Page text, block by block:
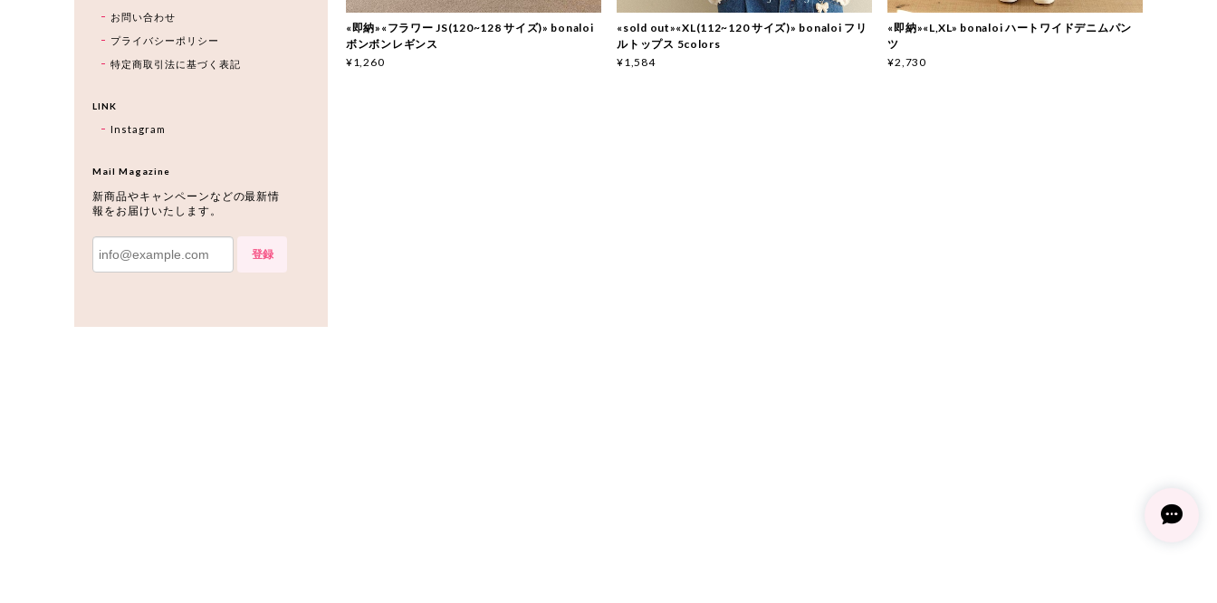
«即納»«フラワー JS(120~128 サイズ)» bonaloi
ボンボンレギンス
¥1,260
«sold out»«XL(112~120 サイズ)» bonaloi フリ
ルトップス 5colors
¥1,584
«即納»«L,XL» bonaloi ハートワイドデニムパン
ツ
¥2,730
お問い合わせ
プライバシーポリシー
特定商取引法に基づく表記
LINK
Instagram
Mail Magazine
新商品やキャンペーンなどの最新情
報をお届けいたします。
登録